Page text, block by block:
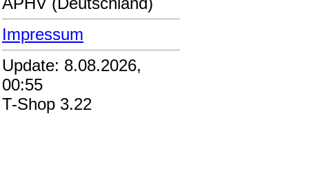
Impressum
Update: 8.08.2026,
00:55
T-Shop 3.22